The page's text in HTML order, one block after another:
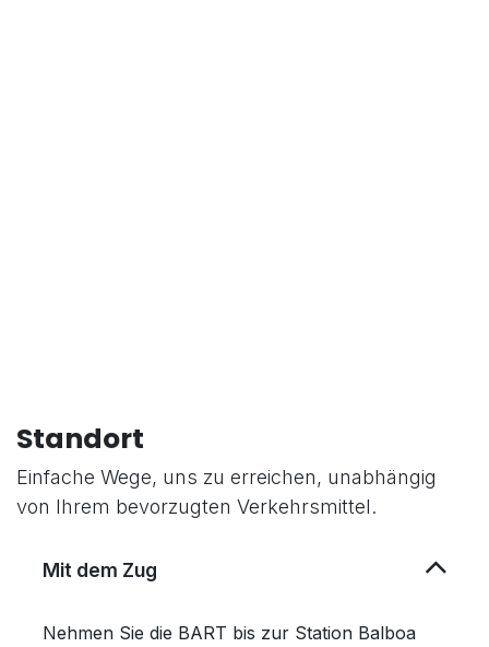
Standort
Einfache Wege, uns zu erreichen, unabhängig
von Ihrem bevorzugten Verkehrsmittel.
Mit dem Zug
Nehmen Sie die BART bis zur Station Balboa